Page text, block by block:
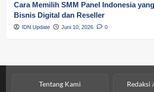
Cara Memilih SMM Panel Indonesia
Bisnis Digital dan Reseller
IDN Update Juni 10, 2026 0
Tentang Kami Redaksi